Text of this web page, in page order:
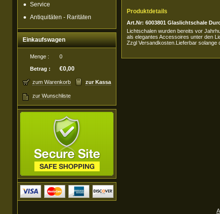
Service
Antiquitäten - Raritäten
Einkaufswagen
Menge : 0
Betrag : €0,00
zum Warenkorb zur Kassa
zur Wunschliste
Produktdetails
Art.Nr: 6003801 Glaslichtschale
Lichtschalen wurden bereits vor
als elegantes Accessoires unter den
Zzgl Versandkosten.Lieferbar solange